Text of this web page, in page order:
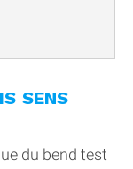
SENS
du bend test